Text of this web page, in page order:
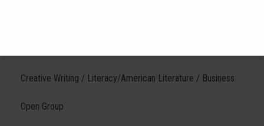
Creative Writing / Literacy/American Literature / Business
Open Group